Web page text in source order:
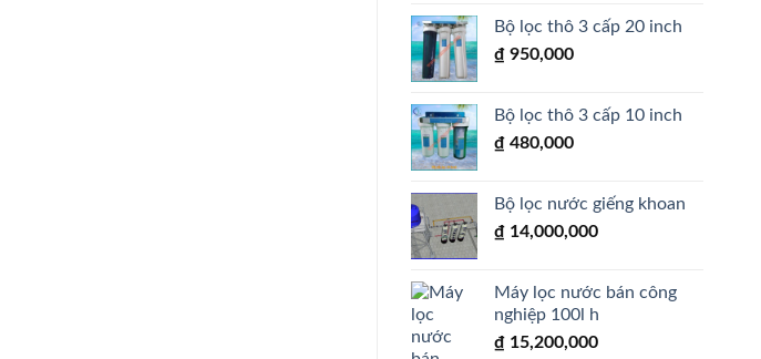
Bộ lọc thô 3 cấp 20 inch
₫ 950,000
Bộ lọc thô 3 cấp 10 inch
₫ 480,000
Bộ lọc nước giếng khoan
₫ 14,000,000
Máy lọc nước bán công
nghiệp 100l h
₫ 15,200,000